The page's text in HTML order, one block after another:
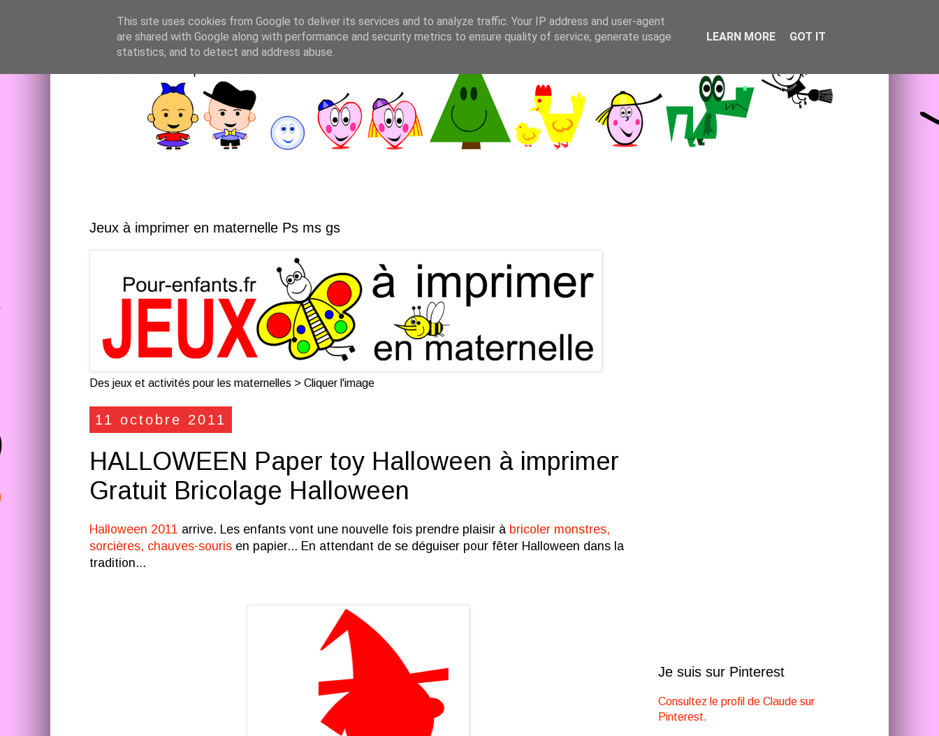
Jeux à imprimer en maternelle Ps ms gs
Des jeux et activités pour les maternelles > Cliquer l'image
11 octobre 2011
HALLOWEEN Paper toy Halloween à imprimer
Gratuit Bricolage Halloween
Halloween 2011 arrive. Les enfants vont une nouvelle fois prendre plaisir à bricoler monstres,
sorcières, chauves-souris en papier... En attendant de se déguiser pour fêter Halloween dans la
tradition...
Je suis sur Pinterest
Consultez le profil de Claude sur
Pinterest.
This site uses cookies from Google to deliver its services and to analyze traffic. Your IP address and user-agent
are shared with Google along with performance and security metrics to ensure quality of service, generate usage
statistics, and to detect and address abuse.
LEARN MORE GOT IT